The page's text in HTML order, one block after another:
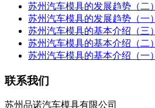
苏州汽车模具的发展趋势（二）
苏州汽车模具的发展趋势（一）
苏州汽车模具的基本介绍（三）
苏州汽车模具的基本介绍（二）
苏州汽车模具的基本介绍（一）
联系我们
苏州品诺汽车模具有限公司